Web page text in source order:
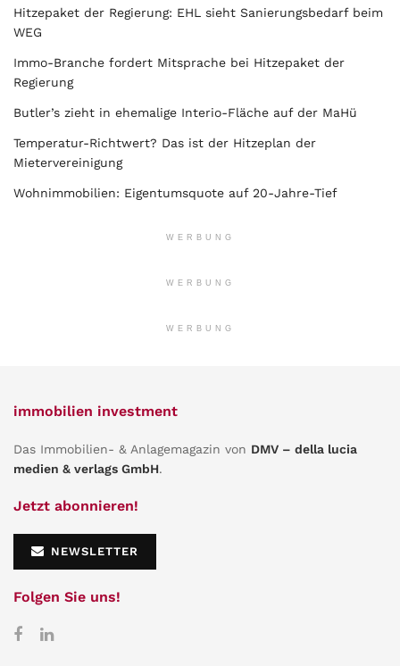
Hitzepaket der Regierung: EHL sieht Sanierungsbedarf beim
WEG
Immo-Branche fordert Mitsprache bei Hitzepaket der
Regierung
Butler’s zieht in ehemalige Interio-Fläche auf der MaHü
Temperatur-Richtwert? Das ist der Hitzeplan der
Mietervereinigung
Wohnimmobilien: Eigentumsquote auf 20-Jahre-Tief
WERBUNG
WERBUNG
WERBUNG
immobilien investment
Das Immobilien- & Anlagemagazin von DMV – della lucia
medien & verlags GmbH.
Jetzt abonnieren!
NEWSLETTER
Folgen Sie uns!